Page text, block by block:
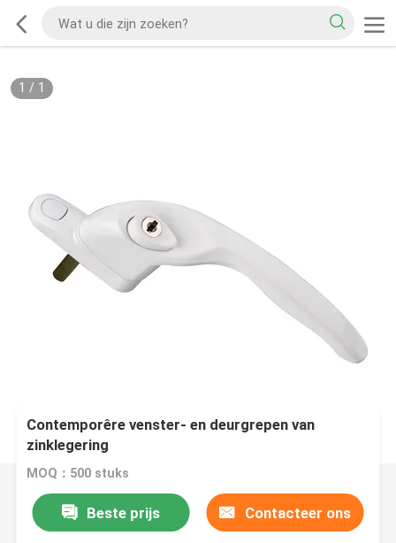
1 / 1
Contemporêre venster- en deurgrepen van
zinklegering
MOQ：500 stuks
Beste prijs Contacteer ons